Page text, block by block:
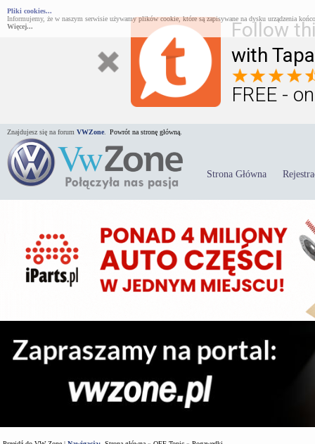
Follow
with
FREE -
Pliki cookies...
Informujemy, że w naszym serwisie używamy plików cookie, które są zapisywane na dysku urządzenia
Więcej...
Znajdujesz się na forum VWZone Powrót na stronę główną.
Strona Główna